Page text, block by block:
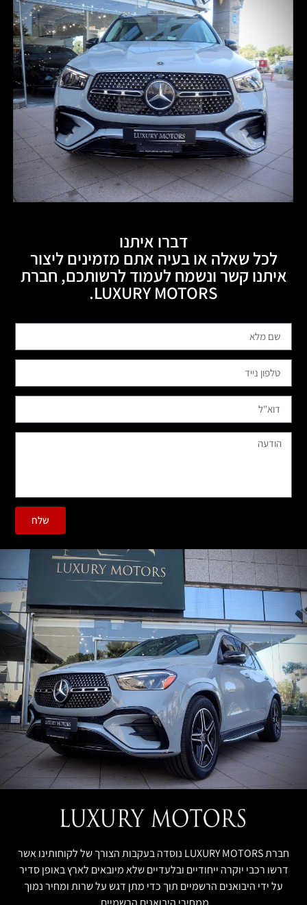
דברו איתנו
לכל שאלה או בעיה אתם מזמינים ליצור
איתנו קשר ונשמח לעמוד לרשותכם, חברת
LUXURY MOTORS.
שלח
חברת LUXURY MOTORS נוסדה בעקבות הצורך של לקוחותינו אשר
דרשו רכבי יוקרה ייחודיים ובלעדיים שלא מיובאים לארץ באופן סדיר
על ידי היבואנים הרשמיים תוך כדי מתן דגש על שרות ומחיר נמוך